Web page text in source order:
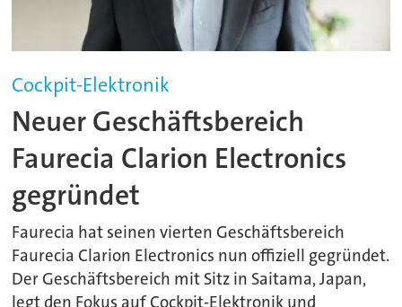
Cockpit-Elektronik
Neuer Geschäftsbereich
Faurecia Clarion Electronics
gegründet
Faurecia hat seinen vierten Geschäftsbereich
Faurecia Clarion Electronics nun offiziell gegründet.
Der Geschäftsbereich mit Sitz in Saitama, Japan,